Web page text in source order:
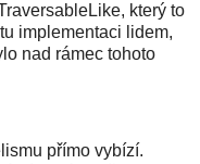
který to
implementaci lidem,
nad rámec tohoto
přímo vybízí.